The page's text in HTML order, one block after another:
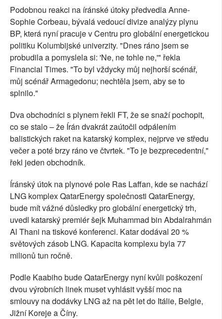
Podobnou reakci na íránské útoky předvedla Anne-
Sophie Corbeau, bývalá vedoucí divize analýzy plynu
BP, která nyní pracuje v Centru pro globální energetickou
politiku Kolumbijské univerzity. "Dnes ráno jsem se
probudila a pomyslela si: 'Ne, ne tohle ne,'" řekla
Financial Times. "To byl vždycky můj nejhorší scénář,
můj scénář Armagedonu; nechtěla jsem, aby se to
splnilo."
Dva obchodníci s plynem řekli FT, že se snaží pochopit,
co se stalo – že Írán dvakrát zaútočil odpálením
balistických raket na katarský komplex, nejprve ve středu
večer a poté brzy ráno ve čtvrtek. "To je bezprecedentní,"
řekl jeden obchodník.
Íránský útok na plynové pole Ras Laffan, kde se nachází
LNG komplex QatarEnergy společnosti QatarEnergy,
bude mít vážné důsledky pro globální energetický trh,
uvedl katarský premiér šejk Muhammad bin Abdalrahmán
Al Thani na tiskové konferenci. Katar dodával 20 %
světových zásob LNG. Kapacita komplexu byla 77
milionů tun ročně.
Podle Kaabiho bude QatarEnergy nyní kvůli poškození
dvou výrobních linek muset vyhlásit vyšší moc na
smlouvy na dodávky LNG až na pět let do Itálie, Belgie,
Jižní Koreje a Číny.